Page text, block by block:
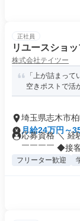
正社員
リユースショ
株式会社テイツー
「上が詰まっ
空きポストで活
埼玉県志木市
月給24万円～
応募資格 ＼ 経
￣￣￣￣ ◆接
フリーター歓迎